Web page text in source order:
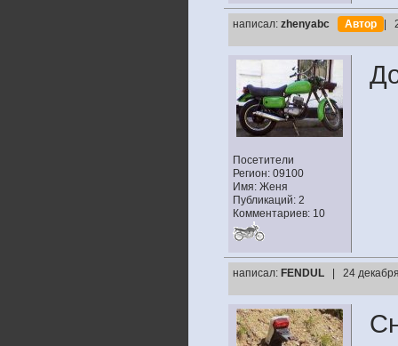
написал: zhenyabc Автор |
Посетители
Регион: 09100
Имя: Женя
Публикаций: 2
Комментариев: 10
написал: FENDUL | 24